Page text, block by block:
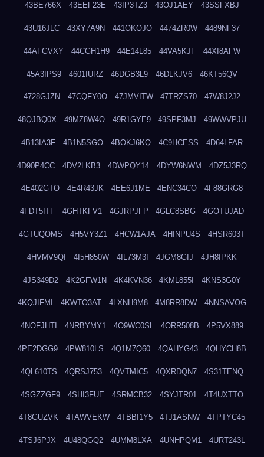
43BE766X 43EEF23E 43IP3TZ3 43OJ1AEY 43SSFXBJ
43U16JLC 43XY7A9N 441OKOJO 4474ZR0W 4489NF37
44AFGVXY 44CGH1H9 44E14L85 44VA5KJF 44XI8AFW
45A3IPS9 4601IURZ 46DGB3L9 46DLKJV6 46KT56QV
4728GJZN 47CQFY0O 47JMVITW 47TRZS70 47W8J2J2
48QJBQ0X 49MZ8W4O 49R1GYE9 49SPF3MJ 49WWVPJU
4B13IA3F 4B1N5SGO 4BOKJ6KQ 4C9HCESS 4D64LFAR
4D90P4CC 4DV2LKB3 4DWPQY14 4DYW6NWM 4DZ5J3RQ
4E402GTO 4E4R43JK 4EE6J1ME 4ENC34CO 4F88GRG8
4FDT5ITF 4GHTKFV1 4GJRPJFP 4GLC8SBG 4GOTUJAD
4GTUQOMS 4H5VY3Z1 4HCW1AJA 4HINPU4S 4HSR603T
4HVMV9QI 4I5H850W 4IL73M3I 4JGM8GIJ 4JH8IPKK
4JS349D2 4K2GFW1N 4K4KVN36 4KML855I 4KNS3G0Y
4KQJIFMI 4KWTO3AT 4LXNH9M8 4M8RR8DW 4NNSAVOG
4NOFJHTI 4NRBYMY1 4O9WC0SL 4ORR508B 4P5VX889
4PE2DGG9 4PW810LS 4Q1M7Q60 4QAHYG43 4QHYCH8B
4QL610TS 4QRSJ753 4QVTMIC5 4QXRDQN7 4S31TENQ
4SGZZGF9 4SHI3FUE 4SRMCB32 4SYJTR01 4T4UXTTO
4T8GUZVK 4TAWVEKW 4TBBI1Y5 4TJ1ASNW 4TPTYC45
4TSJ6PJX 4U48QGQ2 4UMM8LXA 4UNHPQM1 4URT243L